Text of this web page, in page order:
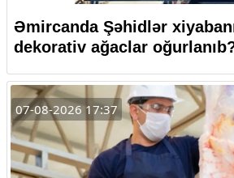
Əmircanda Şəhidlər
dekorativ ağaclar
07-08-2026 17:37